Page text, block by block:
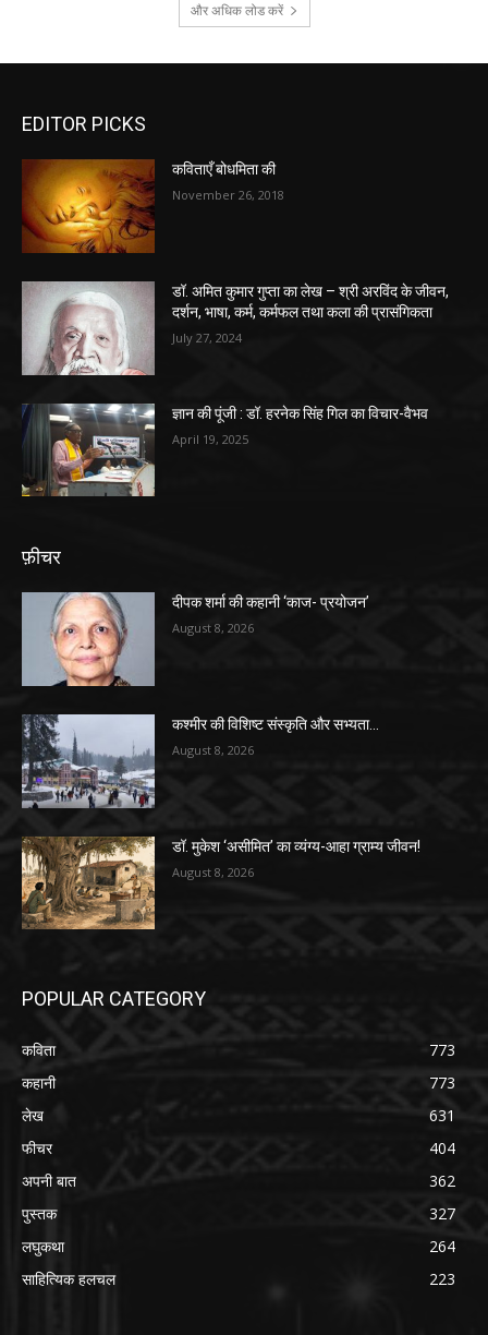
और अधिक लोड करें
EDITOR PICKS
कविताएँ बोधमिता की
November 26, 2018
डॉ. अमित कुमार गुप्ता का लेख – श्री अरविंद के जीवन,
दर्शन, भाषा, कर्म, कर्मफल तथा कला की प्रासंगिकता
July 27, 2024
ज्ञान की पूंजी : डॉ. हरनेक सिंह गिल का विचार-वैभव
April 19, 2025
फ़ीचर
दीपक शर्मा की कहानी ‘काज- प्रयोजन’
August 8, 2026
कश्मीर की विशिष्ट संस्कृति और सभ्यता…
August 8, 2026
डॉ. मुकेश ‘असीमित’ का व्यंग्य-आहा ग्राम्य जीवन!
August 8, 2026
POPULAR CATEGORY
कविता
773
कहानी
773
लेख
631
फीचर
404
अपनी बात
362
पुस्तक
327
लघुकथा
264
साहित्यिक हलचल
223